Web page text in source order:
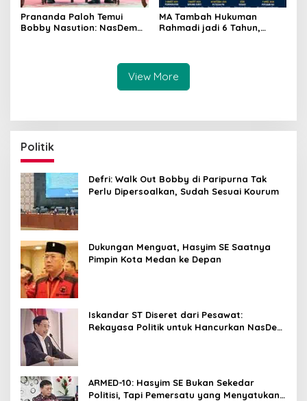
Prananda Paloh Temui
Bobby Nasution: NasDem
MA Tambah Hukuman
Rahmadi jadi 6 Tahun,
View More
Politik
Defri: Walk Out Bobby di Paripurna Tak
Perlu Dipersoalkan, Sudah Sesuai Kourum
Dukungan Menguat, Hasyim SE Saatnya
Pimpin Kota Medan ke Depan
Iskandar ST Diseret dari Pesawat:
Rekayasa Politik untuk Hancurkan NasDem
ARMED-10: Hasyim SE Bukan Sekedar
Politisi, Tapi Pemersatu yang Menyatukan